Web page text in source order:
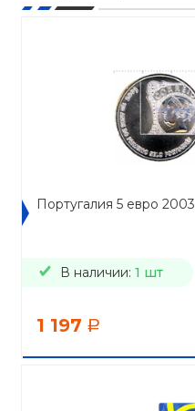
Португалия 5 евро
В наличии: 1 шт
1 197 a